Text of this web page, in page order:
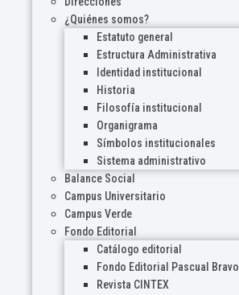
¿Quiénes somos?
Estatuto general
Estructura Administrativa
Identidad institucional
Historia
Filosofía institucional
Organigrama
Símbolos institucionales
Sistema administrativo
Balance Social
Campus Universitario
Campus Verde
Fondo Editorial
Catálogo editorial
Fondo Editorial Pascual Bravo
Revista CINTEX